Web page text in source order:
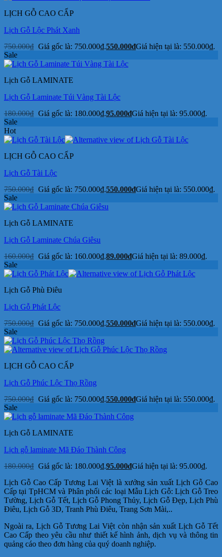
LỊCH GỖ CAO CẤP
Lịch Gỗ Lộc Phát Xanh
750.000₫ Giá gốc là: 750.000₫.550.000₫Giá hiện tại là: 550.000₫.
Sale
Lịch Gỗ LAMINATE
Lịch Gỗ Laminate Túi Vàng Tài Lộc
180.000₫ Giá gốc là: 180.000₫.95.000₫Giá hiện tại là: 95.000₫.
Sale
Hot
LỊCH GỖ CAO CẤP
Lịch Gỗ Tài Lộc
750.000₫ Giá gốc là: 750.000₫.550.000₫Giá hiện tại là: 550.000₫.
Sale
Lịch Gỗ LAMINATE
Lịch Gỗ Laminate Chúa Giêsu
160.000₫ Giá gốc là: 160.000₫.89.000₫Giá hiện tại là: 89.000₫.
Sale
Lịch Gỗ Phù Điêu
Lịch Gỗ Phát Lộc
750.000₫ Giá gốc là: 750.000₫.550.000₫Giá hiện tại là: 550.000₫.
Sale
LỊCH GỖ CAO CẤP
Lịch Gỗ Phúc Lộc Thọ Rồng
750.000₫ Giá gốc là: 750.000₫.550.000₫Giá hiện tại là: 550.000₫.
Sale
Lịch Gỗ LAMINATE
Lịch gỗ laminate Mã Đáo Thành Công
180.000₫ Giá gốc là: 180.000₫.95.000₫Giá hiện tại là: 95.000₫.
Lịch Gỗ Cao Cấp Tương Lai Việt là xưởng sản xuất Lịch Gỗ Cao
Cấp tại TpHCM và Phân phối các loại Mẫu Lịch Gỗ: Lịch Gỗ Treo
Tường, Lịch Gỗ Tết, Lịch Gỗ Phong Thủy, Lịch Gỗ Đẹp, Lịch Phù
Điêu, Lịch Gỗ 3D, Tranh Phù Điêu, Trang Sơn Mài,..
Ngoài ra, Lịch Gỗ Tương Lai Việt còn nhận sản xuất Lịch Gỗ Tết
Cao Cấp theo yêu cầu như thiết kế hình ảnh, dịch vụ và thông tin
quảng cáo theo đơn hàng của quý doanh nghiệp.